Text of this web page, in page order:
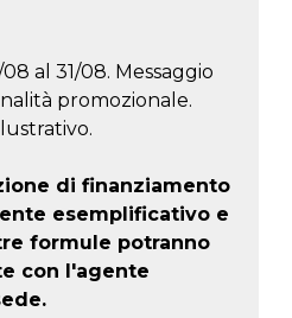
al 31/08. Messaggio
promozionale.
di finanziamento
esemplificativo e
formule potranno
con l'agente